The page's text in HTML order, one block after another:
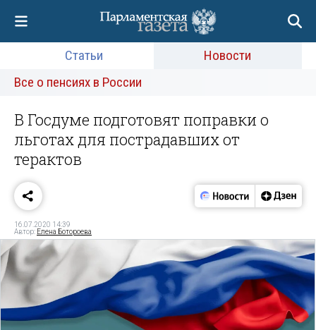
Статьи
Новости
Все о пенсиях в России
В Госдуме подготовят поправки о
льготах для пострадавших от
терактов
16.07.2020 14:39
Автор: Елена Ботороева